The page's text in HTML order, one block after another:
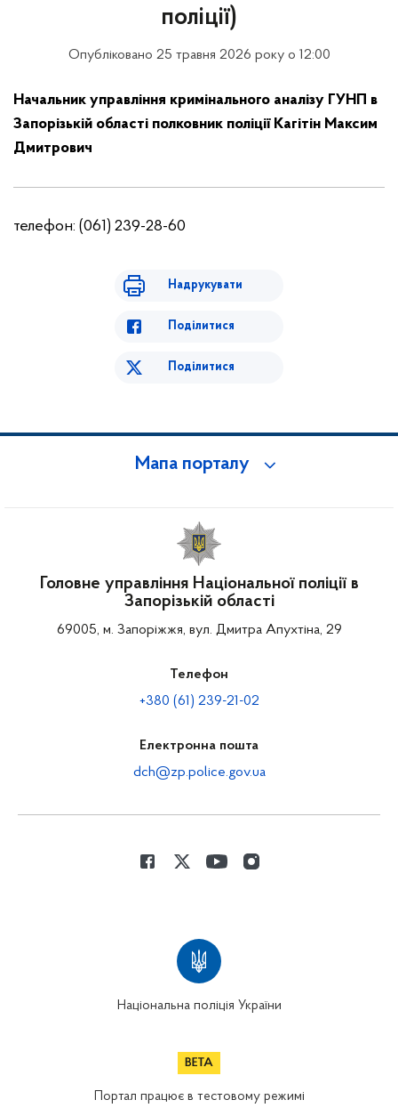
поліції)
Опубліковано 25 травня 2026 року о 12:00
Начальник управління кримінального аналізу ГУНП в
Запорізькій області полковник поліції Кагітін Максим
Дмитрович
телефон: (061) 239-28-60
Надрукувати
Поділитися
Поділитися
Мапа порталу
Головне управління Національної поліції в
Запорізькій області
69005, м. Запоріжжя, вул. Дмитра Апухтіна, 29
Телефон
+380 (61) 239-21-02
Електронна пошта
dch@zp.police.gov.ua
Національна поліція України
Портал працює в тестовому режимі